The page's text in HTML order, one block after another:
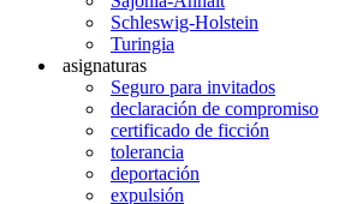
Schleswig-Holstein
Turingia
asignaturas
Seguro para invitados
declaración de compromiso
certificado de ficción
tolerancia
deportación
expulsión